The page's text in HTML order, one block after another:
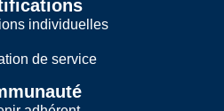
individuelles
de service